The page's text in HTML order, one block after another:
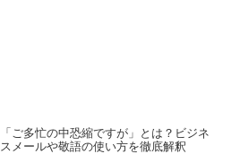
「ご多忙の中恐縮ですが」とは？ビジネ
スメールや敬語の使い方を徹底解釈